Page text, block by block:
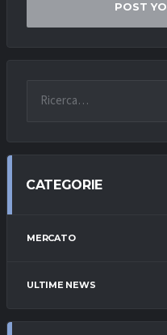
CATEGORIE
MERCATO
ULTIME NEWS